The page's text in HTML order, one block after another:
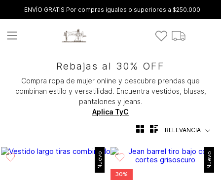
ENVÍO GRATIS Por compras iguales o superiores a $250.000
Rebajas al 30% OFF
Compra ropa de mujer online y descubre prendas que
combinan estilo y versatilidad. Encuentra vestidos, blusas,
pantalones y jeans.
Aplica TyC
RELEVANCIA
Nuevo Nuevo
30%